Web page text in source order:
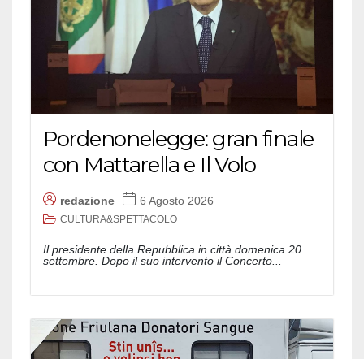
Pordenonelegge: gran finale
con Mattarella e Il Volo
redazione 6 Agosto 2026
CULTURA&SPETTACOLO
Il presidente della Repubblica in città domenica 20
settembre. Dopo il suo intervento il Concerto...